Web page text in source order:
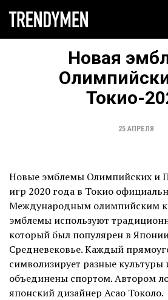
Новая
Токио-
25 АПРЕЛЯ
Новые эмблемы Олимпийских и
игр 2020 года в Токио
Международным олимпийским
эмблемы используют
который был популярен в
Средневековье. Каждый
символизирует разные
объединены спортом. Автором
японский дизайнер Асао Токоло.